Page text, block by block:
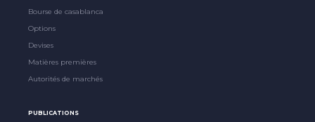
Bourse de casablanca
Options
Devises
Matières premières
Autorités de marchés
PUBLICATIONS